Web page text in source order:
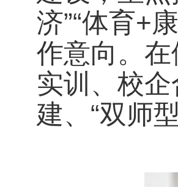
济”“体育+
作意向。
实训、校
建、“双师